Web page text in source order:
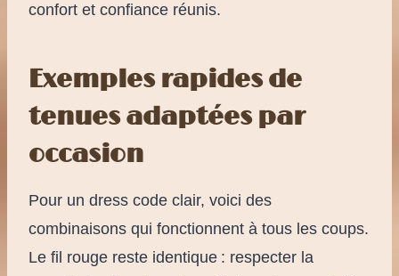
confort et confiance réunis.
Exemples rapides de
tenues adaptées par
occasion
Pour un dress code clair, voici des
combinaisons qui fonctionnent à tous les coups.
Le fil rouge reste identique : respecter la